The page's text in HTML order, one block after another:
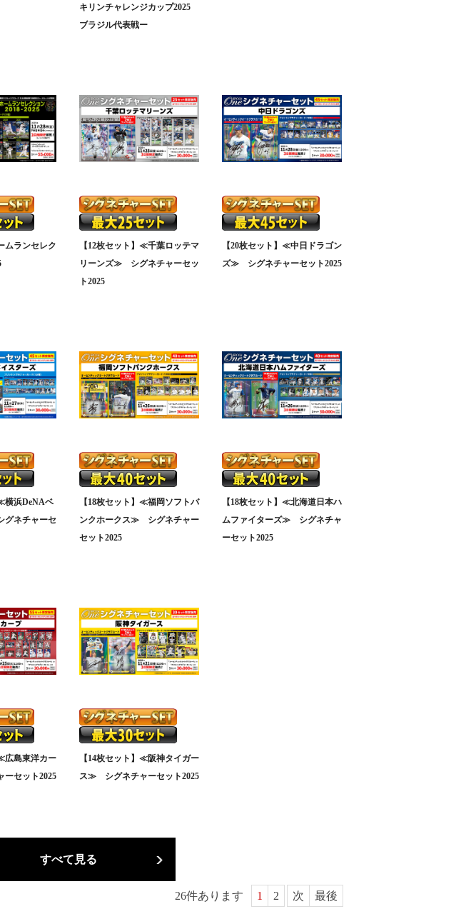
キリンチャレンジカップ2025
ブラジル代表戦ー
ムランセレク
【12枚セット】≪千葉ロッテマ
リーンズ≫ シグネチャーセッ
ト2025
【20枚セット】≪中日ドラゴン
ズ≫ シグネチャーセット2025
横浜DeNAベ
ネチャーセ
【18枚セット】≪福岡ソフトバ
ンクホークス≫ シグネチャー
セット2025
【18枚セット】≪北海道日本ハ
ムファイターズ≫ シグネチャ
ーセット2025
広島東洋カー
セット2025
【14枚セット】≪阪神タイガー
ス≫ シグネチャーセット2025
すべて見る
26件あります 1 2 次 最後